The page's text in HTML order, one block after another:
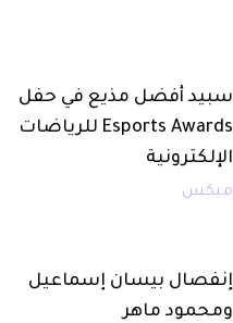
سبيد ​​​​أفضل مذيع في حفل
Esports Awards للرياضات
الإلكترونية
ميكس
إنفصال بيسان إسماعيل
ومحمود ماهر